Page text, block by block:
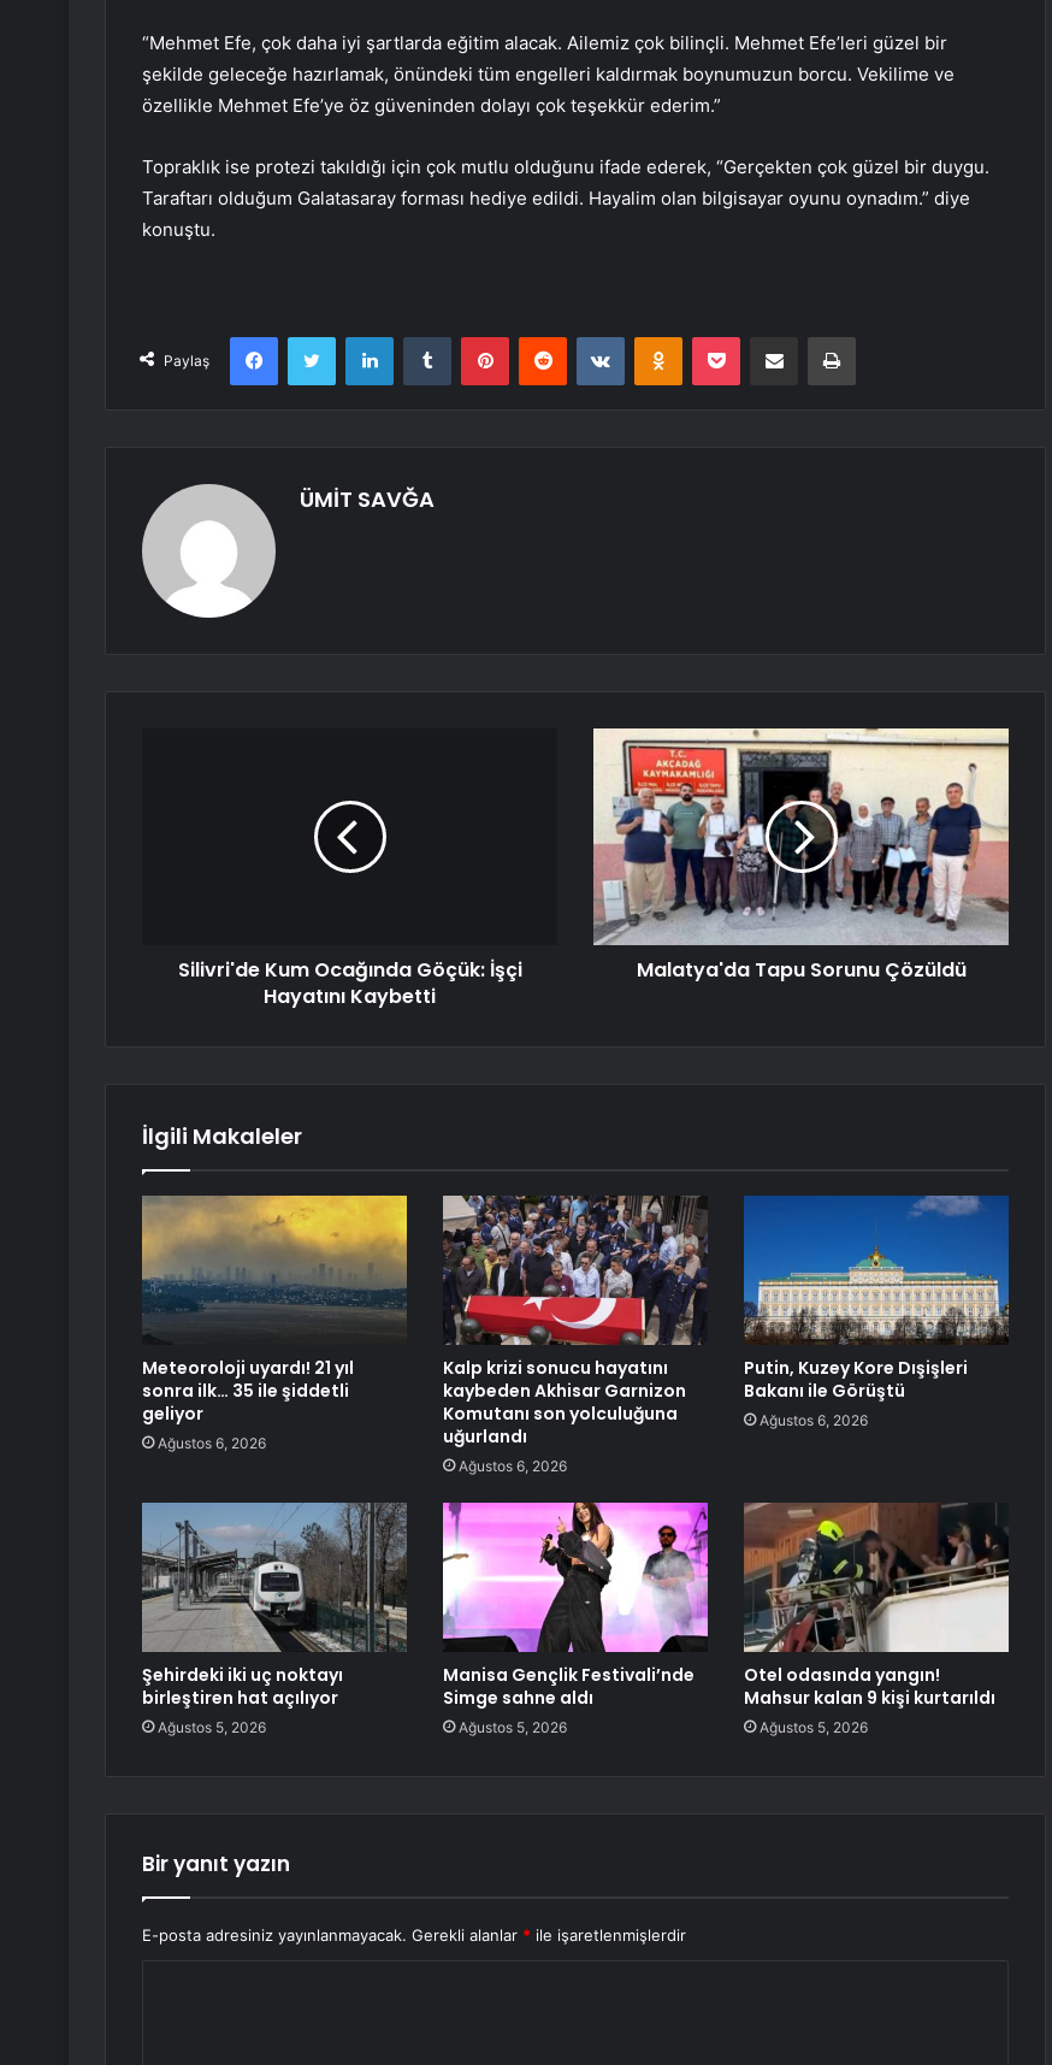
“Mehmet Efe, çok daha iyi şartlarda eğitim alacak. Ailemiz çok bilinçli. Mehmet Efe’leri güzel bir
şekilde geleceğe hazırlamak, önündeki tüm engelleri kaldırmak boynumuzun borcu. Vekilime ve
özellikle Mehmet Efe’ye öz güveninden dolayı çok teşekkür ederim.”
Topraklık ise protezi takıldığı için çok mutlu olduğunu ifade ederek, “Gerçekten çok güzel bir duygu.
Taraftarı olduğum Galatasaray forması hediye edildi. Hayalim olan bilgisayar oyunu oynadım.” diye
konuştu.
Paylaş
FacebookTwitter LinkedInTumblr PinterestReddit VKontakteOdnoklassniki
Pocket E-Posta ile paylaş Yazdır
ÜMİT SAVĞA
Silivri'de Kum Ocağında Göçük: İşçi
Hayatını Kaybetti
Malatya'da Tapu Sorunu Çözüldü
İlgili Makaleler
Meteoroloji uyardı! 21 yıl
sonra ilk… 35 ile şiddetli
geliyor
Ağustos 6, 2026
Kalp krizi sonucu hayatını
kaybeden Akhisar Garnizon
Komutanı son yolculuğuna
uğurlandı
Ağustos 6, 2026
Putin, Kuzey Kore Dışişleri
Bakanı ile Görüştü
Ağustos 6, 2026
Şehirdeki iki uç noktayı
birleştiren hat açılıyor
Ağustos 5, 2026
Manisa Gençlik Festivali’nde
Simge sahne aldı
Ağustos 5, 2026
Otel odasında yangın!
Mahsur kalan 9 kişi kurtarıldı
Ağustos 5, 2026
Bir yanıt yazın
E-posta adresiniz yayınlanmayacak. Gerekli alanlar * ile işaretlenmişlerdir